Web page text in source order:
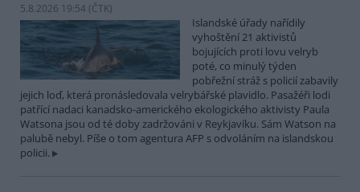
5.8.2026 19:54 (ČTK)
Islandské úřady nařídily
vyhoštění 21 aktivistů
bojujících proti lovu velryb
poté, co minulý týden
pobřežní stráž s policií zabavily
jejich loď, která pronásledovala velrybářské plavidlo. Pasažéři lodi
patřící nadaci kanadsko-amerického ekologického aktivisty Paula
Watsona jsou od té doby zadržováni v Reykjavíku. Sám Watson na
palubě nebyl. Píše o tom agentura AFP s odvoláním na islandskou
policii.